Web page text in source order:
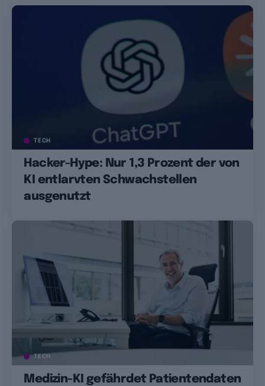
TECH
Hacker-Hype: Nur 1,3 Prozent der von
KI entlarvten Schwachstellen
ausgenutzt
TECH
Medizin-KI gefährdet Patientendaten